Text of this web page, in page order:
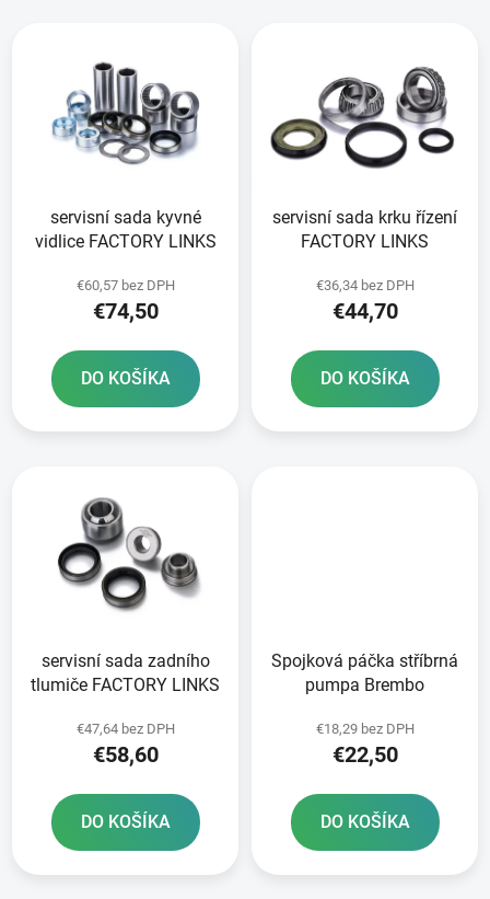
servisní sada kyvné
vidlice FACTORY LINKS
€60,57 bez DPH
€74,50
DO KOŠÍKA
servisní sada krku řízení
FACTORY LINKS
€36,34 bez DPH
€44,70
DO KOŠÍKA
servisní sada zadního
tlumiče FACTORY LINKS
€47,64 bez DPH
€58,60
DO KOŠÍKA
Spojková páčka stříbrná
pumpa Brembo
€18,29 bez DPH
€22,50
DO KOŠÍKA